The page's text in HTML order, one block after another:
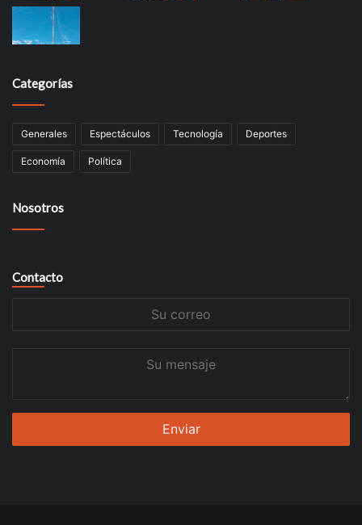
Categorías
Generales Espectáculos Tecnología Deportes
Economía Política
Nosotros
Contacto